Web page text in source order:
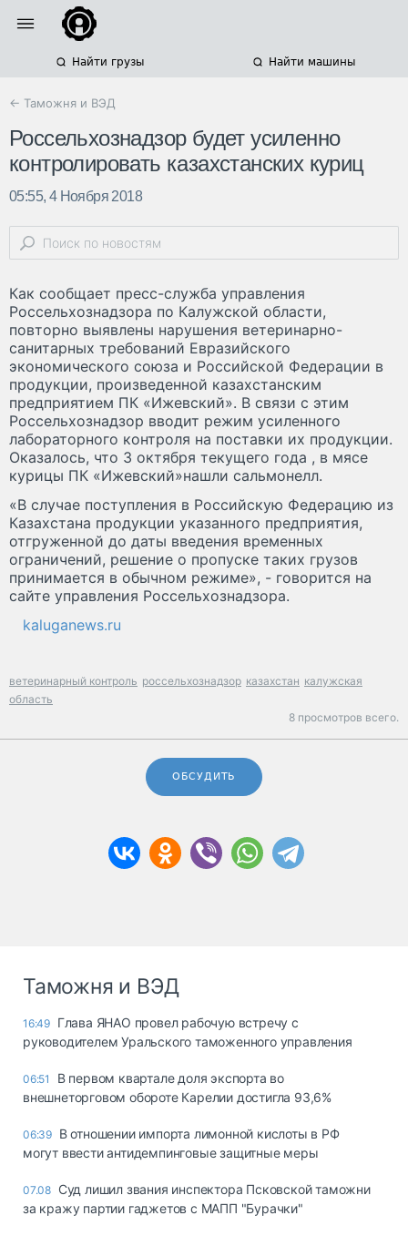
Найти грузы Найти машины
← Таможня и ВЭД
Россельхознадзор будет усиленно
контролировать казахстанских куриц
05:55, 4 Ноября 2018
Как сообщает пресс-служба управления
Россельхознадзора по Калужской области,
повторно выявлены нарушения ветеринарно-
санитарных требований Евразийского
экономического союза и Российской Федерации в
продукции, произведенной казахстанским
предприятием ПК «Ижевский». В связи с этим
Россельхознадзор вводит режим усиленного
лабораторного контроля на поставки их продукции.
Оказалось, что 3 октября текущего года , в мясе
курицы ПК «Ижевский»нашли сальмонелл.
«В случае поступления в Российскую Федерацию из
Казахстана продукции указанного предприятия,
отгруженной до даты введения временных
ограничений, решение о пропуске таких грузов
принимается в обычном режиме», - говорится на
сайте управления Россельхознадзора.
kaluganews.ru
ветеринарный контроль россельхознадзор казахстан калужская
область
8 просмотров всего.
ОБСУДИТЬ
Таможня и ВЭД
16:49 Глава ЯНАО провел рабочую встречу с
руководителем Уральского таможенного управления
06:51
В первом квартале доля экспорта во
внешнеторговом обороте Карелии достигла 93,6%
06:39 В отношении импорта лимонной кислоты в РФ
могут ввести антидемпинговые защитные меры
07.08 Суд лишил звания инспектора Псковской таможни
за кражу партии гаджетов с МАПП "Бурачки"